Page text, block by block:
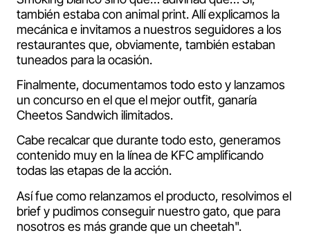
también estaba con animal print. Allí explicamos la
mecánica e invitamos a nuestros seguidores a los
restaurantes que, obviamente, también estaban
tuneados para la ocasión.
Finalmente, documentamos todo esto y lanzamos
un concurso en el que el mejor outfit, ganaría
Cheetos Sandwich ilimitados.
Cabe recalcar que durante todo esto, generamos
contenido muy en la línea de KFC amplificando
todas las etapas de la acción.
Así fue como relanzamos el producto, resolvimos el
brief y pudimos conseguir nuestro gato, que para
nosotros es más grande que un cheetah".